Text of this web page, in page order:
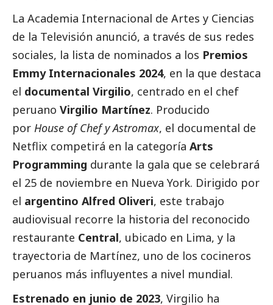
La Academia Internacional de Artes y Ciencias
de la Televisión anunció, a través de sus redes
sociales, la lista de nominados a los Premios
Emmy Internacionales 2024, en la que destaca
el documental Virgilio, centrado en el chef
peruano Virgilio Martínez. Producido
por House of Chef y Astromax, el documental de
Netflix competirá en la categoría Arts
Programming durante la gala que se celebrará
el 25 de noviembre en Nueva York. Dirigido por
el argentino Alfred Oliveri, este trabajo
audiovisual recorre la historia del reconocido
restaurante Central, ubicado en Lima, y la
trayectoria de Martínez, uno de los cocineros
peruanos más influyentes a nivel mundial.
Estrenado en junio de 2023, Virgilio ha